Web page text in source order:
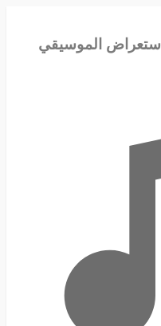
استعراض الموسيقي